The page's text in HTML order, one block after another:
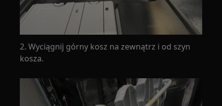
2. Wyciągnij górny kosz na zewnątrz i od szyn
kosza.